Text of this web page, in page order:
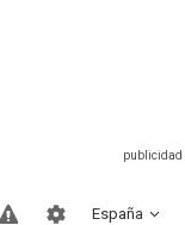
España